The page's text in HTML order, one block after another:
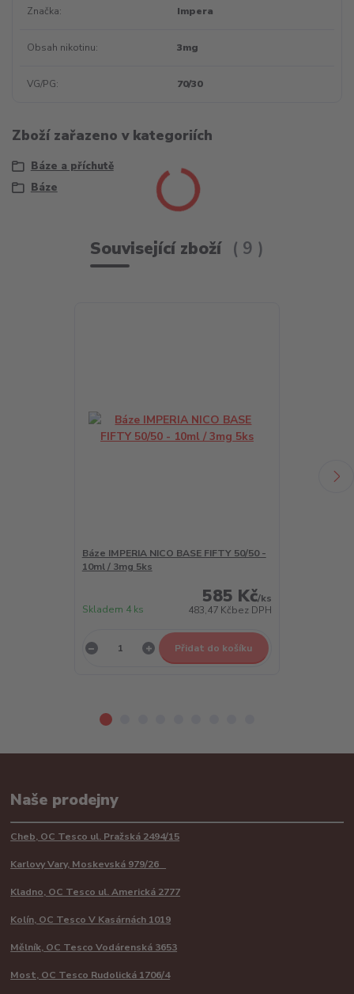
Značka Impera
Obsah nikotinu 3mg
VG/PG 70/30
Zboží zařazeno v kategoriích
Báze a příchutě
Báze
Související zboží 9
Báze IMPERIA NICO BASE FIFTY 50/50 -
10ml / 3mg 5ks
585 Kč/ks
483,47 Kčbez DPH
Skladem 4 ks
Přidat do košíku
Naše prodejny
Cheb, OC Tesco ul. Pražská 2494/15
Karlovy Vary, Moskevská 979/26
Kladno, OC Tesco ul. Americká 2777
Kolín, OC Tesco V Kasárnách 1019
Mělník, OC Tesco Vodárenská 3653
Most, OC Tesco Rudolická 1706/4